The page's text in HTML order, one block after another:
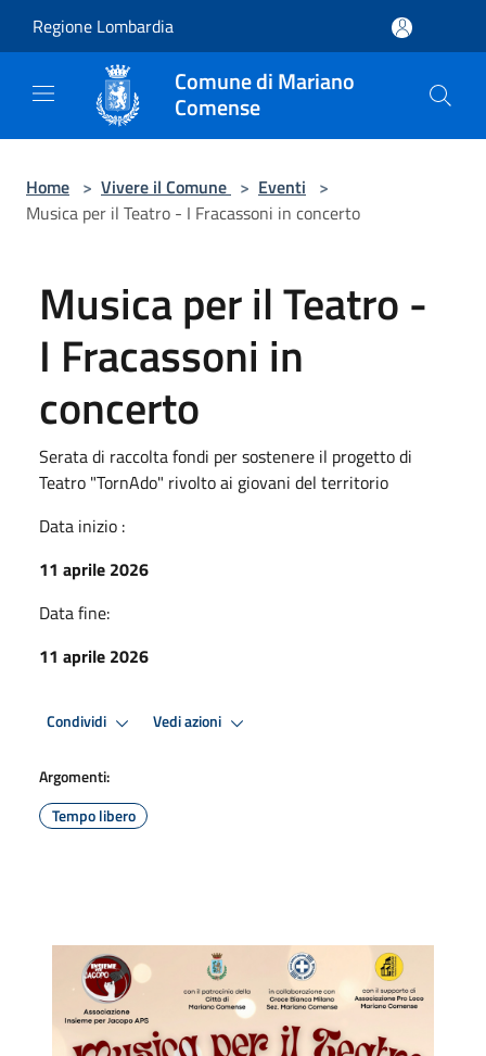
Regione Lombardia
Comune di Mariano
Comense
Home > Vivere il Comune > Eventi >
Musica per il Teatro - I Fracassoni in concerto
Musica per il Teatro -
I Fracassoni in
concerto
Serata di raccolta fondi per sostenere il progetto di
Teatro "TornAdo" rivolto ai giovani del territorio
Data inizio :
11 aprile 2026
Data fine:
11 aprile 2026
Condividi Vedi azioni
Argomenti:
Tempo libero